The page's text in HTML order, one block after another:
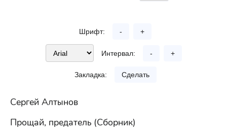
Шрифт: - +
Интервал: - +
Закладка: Сделать
Сергей Алтынов
Прощай, предатель (Сборник)